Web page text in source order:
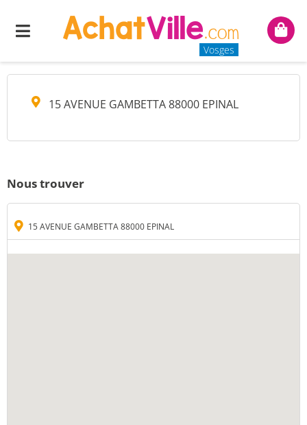
Menu
Vosges
Mon
MA BOITE MI-KADO
15 AVENUE GAMBETTA 88000 EPINAL
Nous trouver
15 AVENUE GAMBETTA 88000 EPINAL